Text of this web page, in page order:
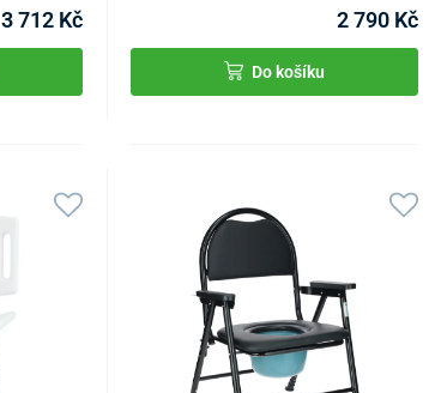
3 712 Kč 2 790 Kč
Do košíku